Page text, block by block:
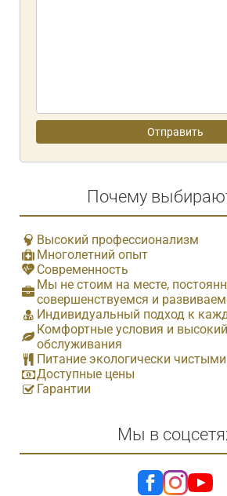
Почему
Высокий профессионализм
Многолетний опыт
Современность
Мы не стоим на месте,
совершенствуемся и
Индивидуальный подход к
Комфортные условия и
обслуживания
Питание экологически
Доступные цены
Гарантии
Мы в